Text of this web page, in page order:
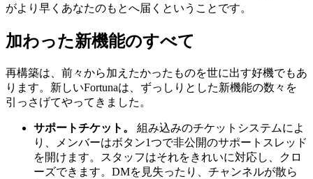
がより早くあなたのもとへ届くということです。
加わった新機能のすべて
再構築は、前々から加えたかったものを世に出す好機でもあ
ります。新しいFortunaは、ずっしりとした新機能の数々を
引っさげてやってきました。
サポートチケット。
組み込みのチケットシステムによ
り、メンバーはボタン1つで非公開のサポートスレッド
を開けます。スタッフはそれをきれいに対応し、クロ
ーズできます。DMを見失ったり、チャンネルが散ら